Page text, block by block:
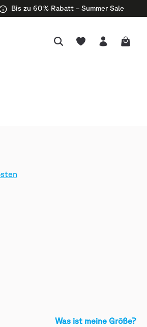
Bis zu 60 % Rabatt – Summer Sale
Was ist meine Größe?